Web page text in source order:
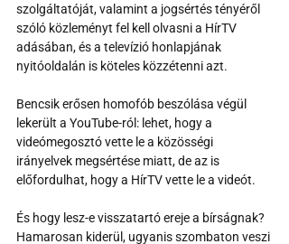
szolgáltatóját, valamint a jogsértés tényéről
szóló közleményt fel kell olvasni a HírTV
adásában, és a televízió honlapjának
nyitóoldalán is köteles közzétenni azt.
Bencsik erősen homofób beszólása végül
lekerült a YouTube-ról: lehet, hogy a
videómegosztó vette le a közösségi
irányelvek megsértése miatt, de az is
előfordulhat, hogy a HírTV vette le a videót.
És hogy lesz-e visszatartó ereje a bírságnak?
Hamarosan kiderül, ugyanis szombaton veszi